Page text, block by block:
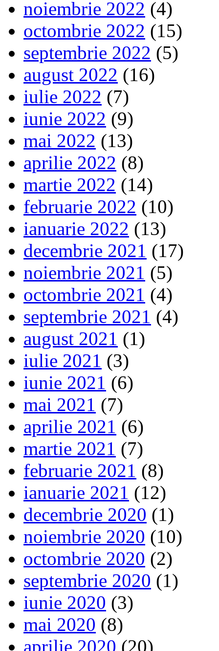
noiembrie 2022 (4)
octombrie 2022 (15)
septembrie 2022 (5)
august 2022 (16)
iulie 2022 (7)
iunie 2022 (9)
mai 2022 (13)
aprilie 2022 (8)
martie 2022 (14)
februarie 2022 (10)
ianuarie 2022 (13)
decembrie 2021 (17)
noiembrie 2021 (5)
octombrie 2021 (4)
septembrie 2021 (4)
august 2021 (1)
iulie 2021 (3)
iunie 2021 (6)
mai 2021 (7)
aprilie 2021 (6)
martie 2021 (7)
februarie 2021 (8)
ianuarie 2021 (12)
decembrie 2020 (1)
noiembrie 2020 (10)
octombrie 2020 (2)
septembrie 2020 (1)
iunie 2020 (3)
mai 2020 (8)
aprilie 2020 (20)